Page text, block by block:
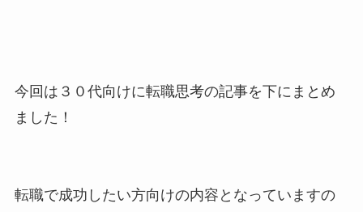
今回は３０代向けに転職思考の記事を下にまとめ
ました！
転職で成功したい方向けの内容となっていますの